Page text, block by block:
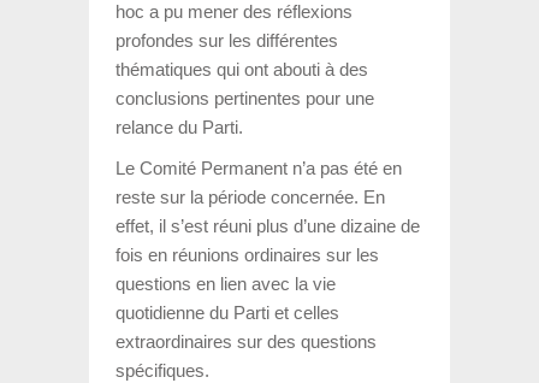
hoc a pu mener des réflexions
profondes sur les différentes
thématiques qui ont abouti à des
conclusions pertinentes pour une
relance du Parti.
Le Comité Permanent n’a pas été en
reste sur la période concernée. En
effet, il s’est réuni plus d’une dizaine de
fois en réunions ordinaires sur les
questions en lien avec la vie
quotidienne du Parti et celles
extraordinaires sur des questions
spécifiques.